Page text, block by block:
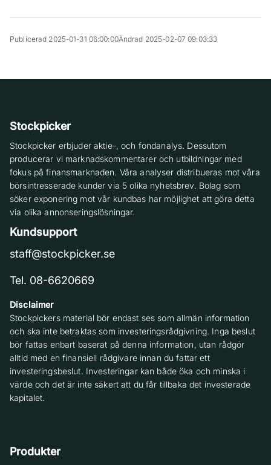
Publicerad 2025-01-31 06:00:00Ändrad 2025-02-07 09:03:33
Stockpicker
Stockpicker erbjuder aktie-, och fondanalys. Dessutom
producerar vi marknadskommentarer och utbildningar med
fokus på finansmarknaden. Våra analyser distribueras mot våra
börsintresserade kunder via 5 olika nyhetsbrev. Bolag som
söker exponering mot vår kundbas har möjlighet att göra detta
via olika annonseringslösningar.
Kundsupport
staff@stockpicker.se
Tel. 08-6620669
Disclaimer
Stockpickers material bör endast ses som allmän information
och ska inte betraktas som investeringsrådgivning. Inga beslut
bör fattas enbart baserat på denna information, utan rådgör
alltid med en finansiell rådgivare innan du fattar ett
investeringsbeslut. Investeringar kan både öka och minska i
värde och det är inte säkert att du får tillbaka det investerade
kapitalet.
Produkter